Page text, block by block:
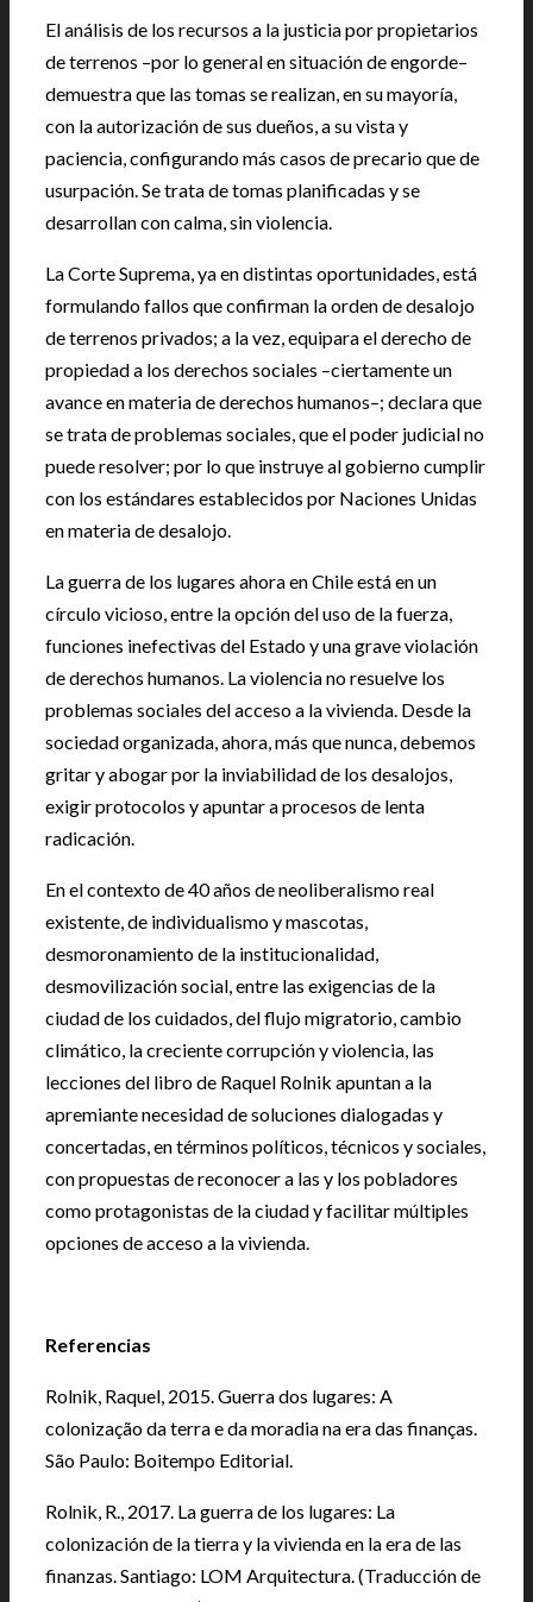
El análisis de los recursos a la justicia por propietarios
de terrenos –por lo general en situación de engorde–
demuestra que las tomas se realizan, en su mayoría,
con la autorización de sus dueños, a su vista y
paciencia, configurando más casos de precario que de
usurpación. Se trata de tomas planificadas y se
desarrollan con calma, sin violencia.
La Corte Suprema, ya en distintas oportunidades, está
formulando fallos que confirman la orden de desalojo
de terrenos privados; a la vez, equipara el derecho de
propiedad a los derechos sociales –ciertamente un
avance en materia de derechos humanos–; declara que
se trata de problemas sociales, que el poder judicial no
puede resolver; por lo que instruye al gobierno cumplir
con los estándares establecidos por Naciones Unidas
en materia de desalojo.
La guerra de los lugares ahora en Chile está en un
círculo vicioso, entre la opción del uso de la fuerza,
funciones inefectivas del Estado y una grave violación
de derechos humanos. La violencia no resuelve los
problemas sociales del acceso a la vivienda. Desde la
sociedad organizada, ahora, más que nunca, debemos
gritar y abogar por la inviabilidad de los desalojos,
exigir protocolos y apuntar a procesos de lenta
radicación.
En el contexto de 40 años de neoliberalismo real
existente, de individualismo y mascotas,
desmoronamiento de la institucionalidad,
desmovilización social, entre las exigencias de la
ciudad de los cuidados, del flujo migratorio, cambio
climático, la creciente corrupción y violencia, las
lecciones del libro de Raquel Rolnik apuntan a la
apremiante necesidad de soluciones dialogadas y
concertadas, en términos políticos, técnicos y sociales,
con propuestas de reconocer a las y los pobladores
como protagonistas de la ciudad y facilitar múltiples
opciones de acceso a la vivienda.
Referencias
Rolnik, Raquel, 2015. Guerra dos lugares: A
colonização da terra e da moradia na era das finanças.
São Paulo: Boitempo Editorial.
Rolnik, R., 2017. La guerra de los lugares: La
colonización de la tierra y la vivienda en la era de las
finanzas. Santiago: LOM Arquitectura. (Traducción de